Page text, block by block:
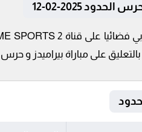
2025-02-12
على مباراة بيراميدز و